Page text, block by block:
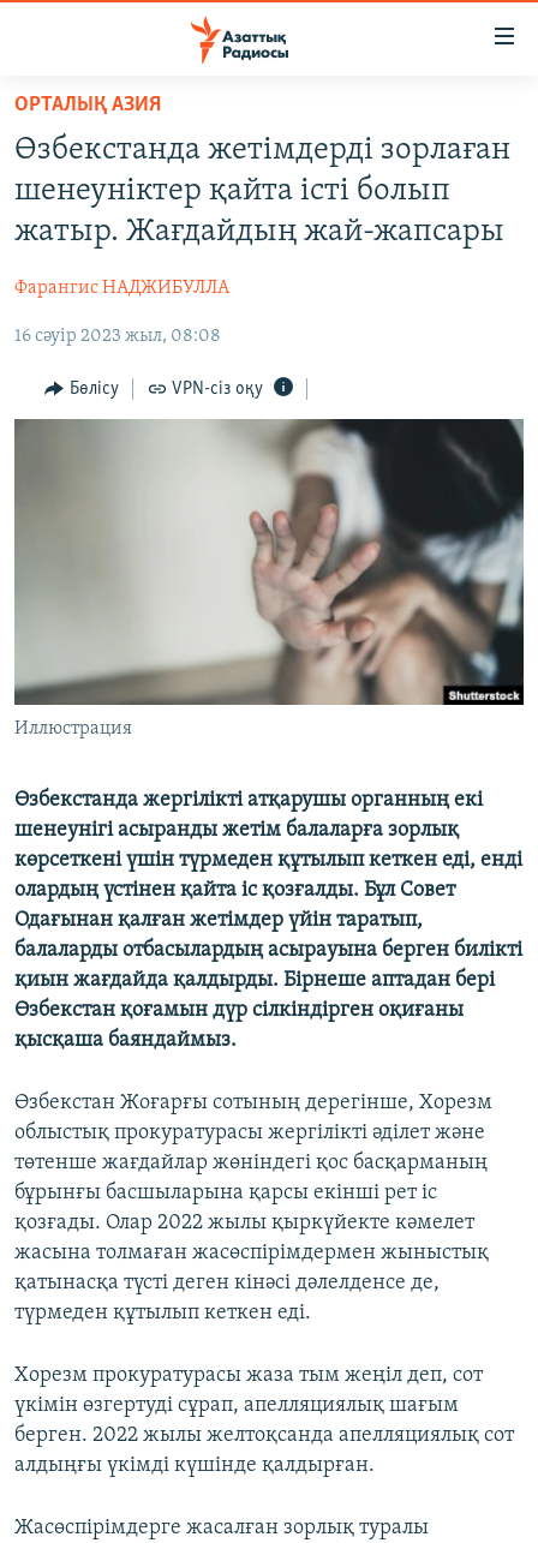
Skip
main
content
to
main
Navigation
Skip
Search
ЖАҢАЛЫҚТАР
AZATTYQTV
АДАМ ҚҰҚЫҚТАРЫ
ӘЛЕУМЕТ
ӘЛЕМ
Басқа тілдерде
ОРТАЛЫҚ АЗИЯ
Өзбекстанда жетімдерді зорлаған
шенеуніктер қайта істі болып
жатыр. Жағдайдың жай-жапсары
Фарангиc НАДЖИБУЛЛА
16 сәуір 2023 жыл, 08:08
Бөлісу VPN-сіз оқу
Иллюстрация
Өзбекстанда жергілікті атқарушы органның екі
шенеунігі асыранды жетім балаларға зорлық
көрсеткені үшін түрмеден құтылып кеткен еді, енді
олардың үстінен қайта іс қозғалды. Бұл Совет
Одағынан қалған жетімдер үйін таратып,
балаларды отбасылардың асырауына берген билікті
қиын жағдайда қалдырды. Бірнеше аптадан бері
Өзбекстан қоғамын дүр сілкіндірген оқиғаны
қысқаша баяндаймыз.
Өзбекстан Жоғарғы сотының дерегінше, Хорезм
облыстық прокуратурасы жергілікті әділет және
төтенше жағдайлар жөніндегі қос басқарманың
бұрынғы басшыларына қарсы екінші рет іс
қозғады. Олар 2022 жылы қыркүйекте кәмелет
жасына толмаған жасөспірімдермен жыныстық
қатынасқа түсті деген кінәсі дәлелденсе де,
түрмеден құтылып кеткен еді.
Хорезм прокуратурасы жаза тым жеңіл деп, сот
үкімін өзгертуді сұрап, апелляциялық шағым
берген. 2022 жылы желтоқсанда апелляциялық сот
алдыңғы үкімді күшінде қалдырған.
Жасөспірімдерге жасалған зорлық туралы